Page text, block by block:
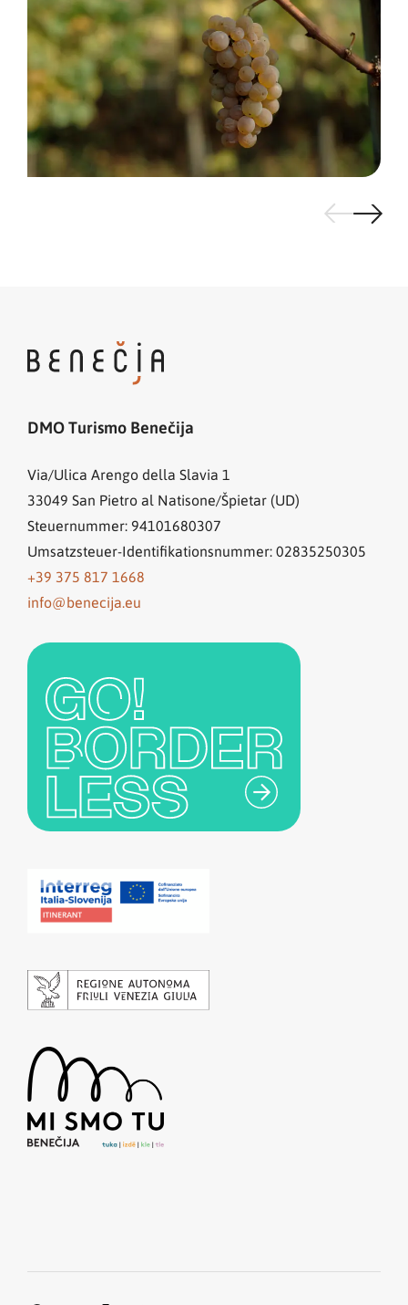
DMO Turismo Benečija
Via/Ulica Arengo della Slavia 1
33049 San Pietro al Natisone/Špietar (UD)
Steuernummer: 94101680307
Umsatzsteuer-Identifikationsnummer: 02835250305
+39 375 817 1668
info@benecija.eu